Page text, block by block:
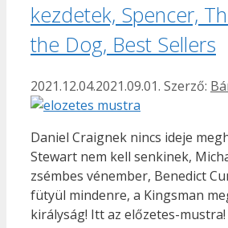
kezdetek, Spencer,
the Dog, Best Sellers
2021.12.04.2021.09.01. Szerző:
Daniel Craignek nincs ideje
Stewart nem kell senkinek,
zsémbes vénember, Benedict
fütyül mindenre, a Kingsman
királyság! Itt az előzetes-mustra!